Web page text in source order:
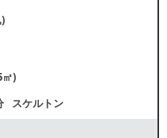
㎡)
スケルトン